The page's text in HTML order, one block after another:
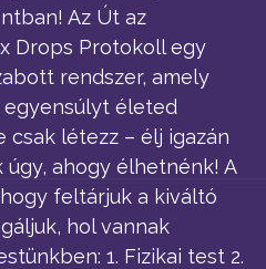
Az Út az
Drops Protokoll egy
rendszer, amely
életed
csak létezz – élj igazán
ahogy élhetnénk! A
feltárjuk a kiváltó
hol vannak
1. Fizikai test 2.